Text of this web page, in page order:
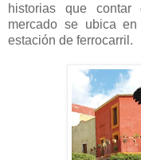
historias que
mercado se ubica
estación de ferrocarril.